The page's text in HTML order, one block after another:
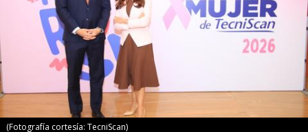
(Fotografía cortesía: TecniScan)